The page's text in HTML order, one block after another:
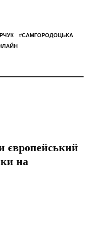
#САМГОРОДОЦЬКА
європейський
на